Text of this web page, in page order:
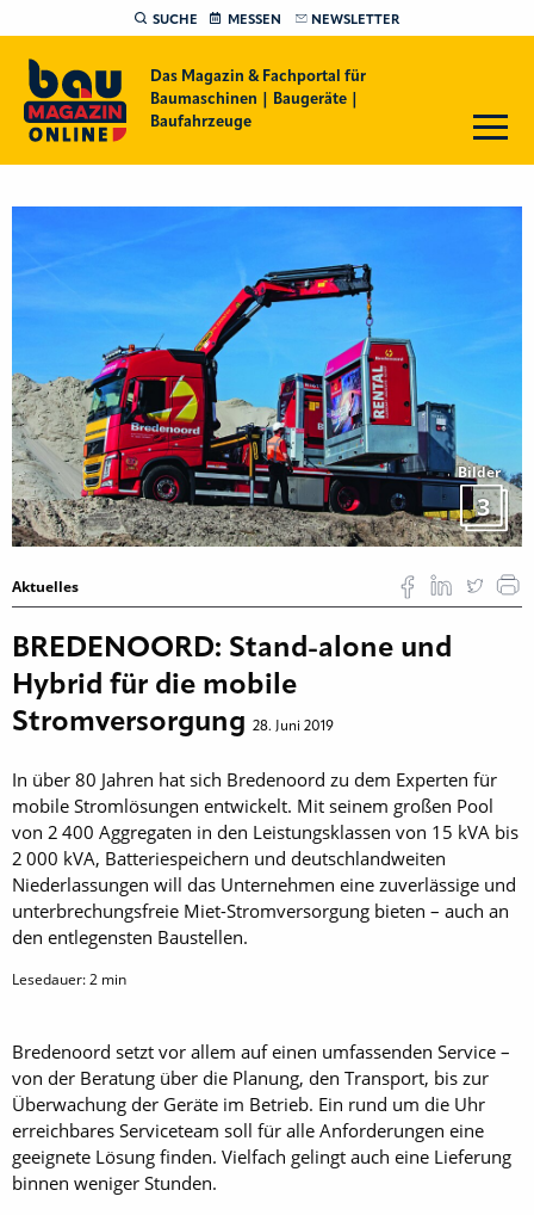
SUCHE MESSEN NEWSLETTER
Das Magazin & Fachportal für
Baumaschinen | Baugeräte |
Baufahrzeuge
Bilder
3
Aktuelles
BREDENOORD: Stand-alone und
Hybrid für die mobile
Stromversorgung 28. Juni 2019
In über 80 Jahren hat sich Bredenoord zu dem Experten für
mobile Stromlösungen entwickelt. Mit seinem großen Pool
von 2 400 Aggregaten in den Leistungsklassen von 15 kVA bis
2 000 kVA, Batteriespeichern und deutschlandweiten
Niederlassungen will das Unternehmen eine zuverlässige und
unterbrechungsfreie Miet-Stromversorgung bieten – auch an
den entlegensten Baustellen.
Lesedauer:2 min
Bredenoord setzt vor allem auf einen umfassenden Service –
von der Beratung über die Planung, den Transport, bis zur
Überwachung der Geräte im Betrieb. Ein rund um die Uhr
erreichbares Serviceteam soll für alle Anforderungen eine
geeignete Lösung finden. Vielfach gelingt auch eine Lieferung
binnen weniger Stunden.